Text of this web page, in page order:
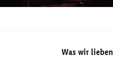
Was wir lieben